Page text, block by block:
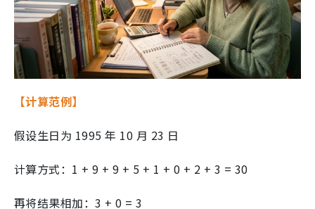
【计算范例】
假设生日为 1995 年 10 月 23 日
计算方式：1 + 9 + 9 + 5 + 1 + 0 + 2 + 3 = 30
再将结果相加：3 + 0 = 3